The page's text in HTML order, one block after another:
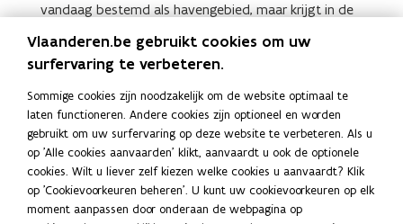
vandaag bestemd als havengebied, maar krijgt in de
die zone zullen geen havenactiviteiten meer plaatsvinden,
zodat er meer evenwicht ontstaat tussen haven en dorp.
Bekijk de informatiedie we toonden op de infomomenten
over het GRUP.
Deel deze pagina
L K
Vlaanderen.be gebruikt cookies om uw
surfervaring te verbeteren.
Sommige cookies zijn noodzakelijk om de website optimaal te
laten functioneren. Andere cookies zijn optioneel en worden
gebruikt om uw surfervaring op deze website te verbeteren. Als u
op 'Alle cookies aanvaarden' klikt, aanvaardt u ook de optionele
cookies. Wilt u liever zelf kiezen welke cookies u aanvaardt? Klik
op 'Cookievoorkeuren beheren'. U kunt uw cookievoorkeuren op elk
moment aanpassen door onderaan de webpagina op